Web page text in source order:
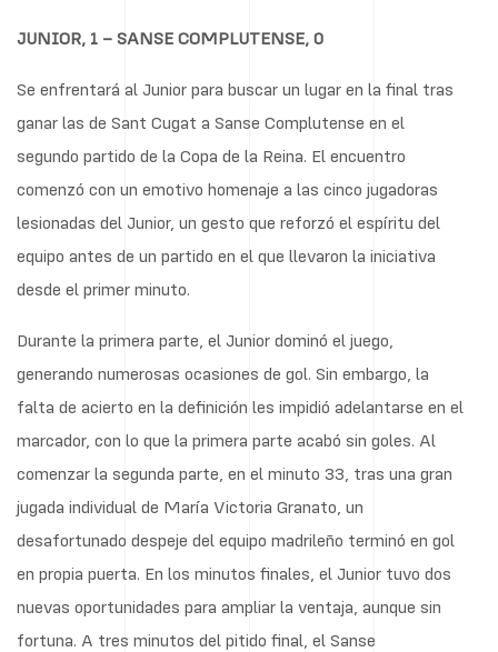
JUNIOR, 1 – SANSE COMPLUTENSE, 0
Se enfrentará al Junior para buscar un lugar en la final tras
ganar las de Sant Cugat a Sanse Complutense en el
segundo partido de la Copa de la Reina. El encuentro
comenzó con un emotivo homenaje a las cinco jugadoras
lesionadas del Junior, un gesto que reforzó el espíritu del
equipo antes de un partido en el que llevaron la iniciativa
desde el primer minuto.
Durante la primera parte, el Junior dominó el juego,
generando numerosas ocasiones de gol. Sin embargo, la
falta de acierto en la definición les impidió adelantarse en el
marcador, con lo que la primera parte acabó sin goles. Al
comenzar la segunda parte, en el minuto 33, tras una gran
jugada individual de María Victoria Granato, un
desafortunado despeje del equipo madrileño terminó en gol
en propia puerta. En los minutos finales, el Junior tuvo dos
nuevas oportunidades para ampliar la ventaja, aunque sin
fortuna. A tres minutos del pitido final, el Sanse